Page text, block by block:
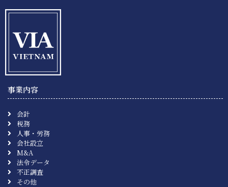
事業内容
会計
税務
人事・労務
会社設立
M&A
法令データ
不正調査
その他